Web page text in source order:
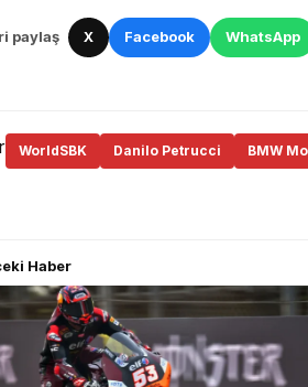
paylaş X Facebook WhatsApp
WorldSBK Danilo Petrucci BMW
Haber